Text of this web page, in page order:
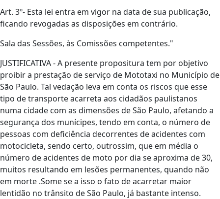
Art. 3º- Esta lei entra em vigor na data de sua publicação,
ficando revogadas as disposições em contrário.
Sala das Sessões, às Comissões competentes."
JUSTIFICATIVA - A presente propositura tem por objetivo
proibir a prestação de serviço de Mototaxi no Município de
São Paulo. Tal vedação leva em conta os riscos que esse
tipo de transporte acarreta aos cidadãos paulistanos
numa cidade com as dimensões de São Paulo, afetando a
segurança dos munícipes, tendo em conta, o número de
pessoas com deficiência decorrentes de acidentes com
motocicleta, sendo certo, outrossim, que em média o
número de acidentes de moto por dia se aproxima de 30,
muitos resultando em lesões permanentes, quando não
em morte .Some se a isso o fato de acarretar maior
lentidão no trânsito de São Paulo, já bastante intenso.